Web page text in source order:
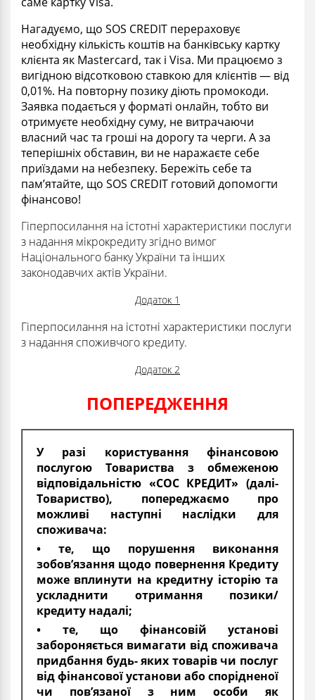
Нагадуємо, що SOS CREDIT перераховує
необхідну кількість коштів на банківську картку
клієнта як Mastercard, так і Visa. Ми працюємо з
вигідною відсотковою ставкою для клієнтів — від
0,01%. На повторну позику діють промокоди.
Заявка подається у форматі онлайн, тобто ви
отримуєте необхідну суму, не витрачаючи
власний час та гроші на дорогу та черги. А за
теперішніх обставин, ви не наражаєте себе
приїздами на небезпеку. Бережіть себе та
пам’ятайте, що SOS CREDIT готовий допомогти
фінансово!
Гіперпосилання на істотні характеристики послуги
з надання мікрокредиту згідно вимог
Національного банку України та інших
законодавчих актів України.
Додаток 1
Гіперпосилання на істотні характеристики послуги
з надання споживчого кредиту.
Додаток 2
ПОПЕРЕДЖЕННЯ
У разі користування фінансовою
послугою Товариства з обмеженою
відповідальністю «СОС КРЕДИТ» (далі-
Товариство), попереджаємо про
можливі наступні наслідки для
споживача:
• те, що порушення виконання
зобов’язання щодо повернення Кредиту
може вплинути на кредитну історію та
ускладнити отримання позики/
кредиту надалі;
• те, що фінансовій установі
забороняється вимагати від споживача
придбання будь- яких товарів чи послуг
від фінансової установи або спорідненої
чи пов’язаної з ним особи як